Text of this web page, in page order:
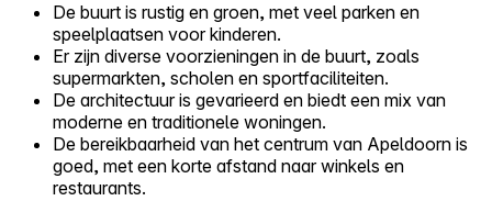
De buurt is rustig en groen, met veel parken en
speelplaatsen voor kinderen.
Er zijn diverse voorzieningen in de buurt, zoals
supermarkten, scholen en sportfaciliteiten.
De architectuur is gevarieerd en biedt een mix van
moderne en traditionele woningen.
De bereikbaarheid van het centrum van Apeldoorn is
goed, met een korte afstand naar winkels en
restaurants.